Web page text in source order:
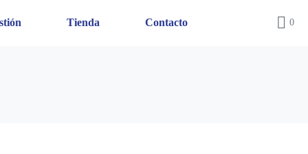
Tienda Contacto 0